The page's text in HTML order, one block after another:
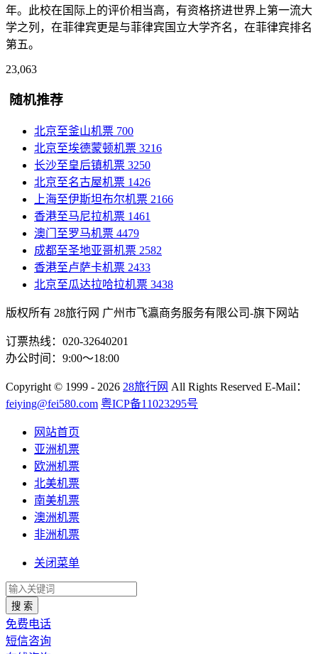
年。此校在国际上的评价相当高，有资格挤进世界上第一流大
学之列，在菲律宾更是与菲律宾国立大学齐名，在菲律宾排名
第五。
23,063
随机推荐
北京至釜山机票 700
北京至埃德蒙顿机票 3216
长沙至皇后镇机票 3250
北京至名古屋机票 1426
上海至伊斯坦布尔机票 2166
香港至马尼拉机票 1461
澳门至罗马机票 4479
成都至圣地亚哥机票 2582
香港至卢萨卡机票 2433
北京至瓜达拉哈拉机票 3438
版权所有 28旅行网 广州市飞瀛商务服务有限公司-旗下网站
订票热线：020-32640201
办公时间：9:00～18:00
Copyright © 1999 - 2026 28旅行网 All Rights Reserved E-Mail：
feiying@fei580.com 粤ICP备11023295号
网站首页
亚洲机票
欧洲机票
北美机票
南美机票
澳洲机票
非洲机票
关闭菜单
搜 索
免费电话
短信咨询